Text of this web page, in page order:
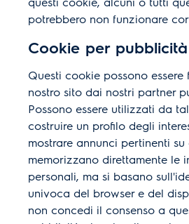
potrebbero non funzionare
Cookie per
Questi cookie possono
nostro sito dai nostri partner
Possono essere utilizzati da
costruire un profilo degli
mostrare annunci pertinenti
memorizzano direttamente le
personali, ma si basano
univoca del browser e del
non concedi il consenso a